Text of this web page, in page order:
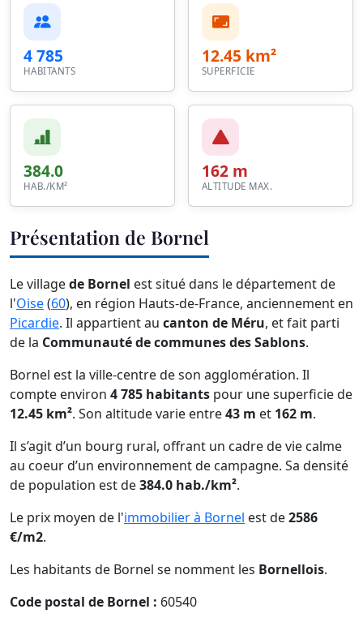
4 785
HABITANTS
12.45 km²
SUPERFICIE
384.0
HAB./KM²
162 m
ALTITUDE MAX.
Présentation de Bornel
Le villagede Bornel est situé dans le département de
l'Oise(60), en région Hauts-de-France, anciennement en
Picardie. Il appartient au canton de Méru, et fait parti
de la Communauté de communes des Sablons.
Bornel est la ville-centre de son agglomération. Il
compte environ 4 785 habitants pour une superficie de
12.45 km². Son altitude varie entre43 m et 162 m.
Il s’agit d’un bourg rural, offrant un cadre de vie calme
au coeur d’un environnement de campagne. Sa densité
de population est de384.0 hab./km².
Le prix moyen de l'immobilier à Bornel est de2586
€/m2.
Les habitants de Bornel se nomment les Bornellois.
Code postal de Bornel : 60540